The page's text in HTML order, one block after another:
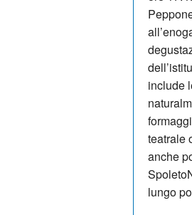
include
teatrale
anche
lungo